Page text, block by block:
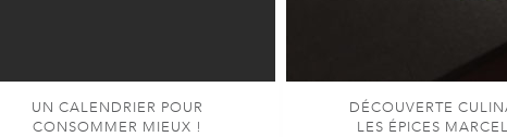
UN CALENDRIER POUR
CONSOMMER MIEUX !
DÉCOUVERTE
LES ÉPICES